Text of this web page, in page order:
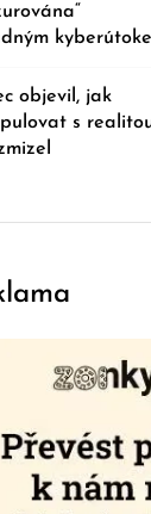
objevil, jak
s